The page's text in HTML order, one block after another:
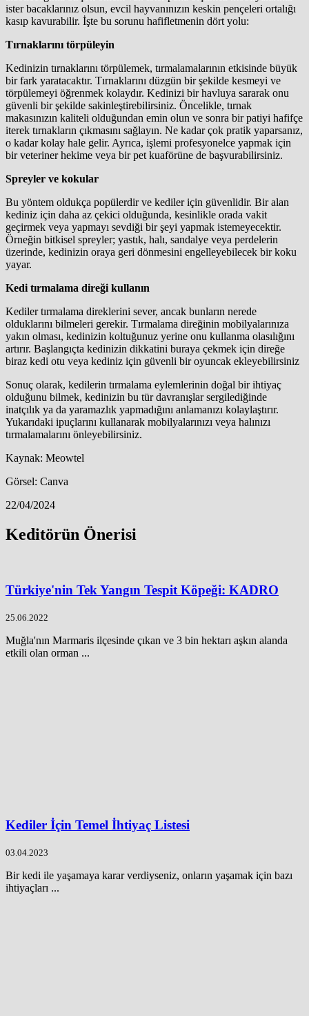
ister bacaklarınız olsun, evcil hayvanınızın keskin pençeleri ortalığı
kasıp kavurabilir. İşte bu sorunu hafifletmenin dört yolu:
Tırnaklarını törpüleyin
Kedinizin tırnaklarını törpülemek, tırmalamalarının etkisinde büyük
bir fark yaratacaktır. Tırnaklarını düzgün bir şekilde kesmeyi ve
törpülemeyi öğrenmek kolaydır. Kedinizi bir havluya sararak onu
güvenli bir şekilde sakinleştirebilirsiniz. Öncelikle, tırnak
makasınızın kaliteli olduğundan emin olun ve sonra bir patiyi hafifçe
iterek tırnakların çıkmasını sağlayın. Ne kadar çok pratik yaparsanız,
o kadar kolay hale gelir. Ayrıca, işlemi profesyonelce yapmak için
bir veteriner hekime veya bir pet kuaförüne de başvurabilirsiniz.
Spreyler ve kokular
Bu yöntem oldukça popülerdir ve kediler için güvenlidir. Bir alan
kediniz için daha az çekici olduğunda, kesinlikle orada vakit
geçirmek veya yapmayı sevdiği bir şeyi yapmak istemeyecektir.
Örneğin bitkisel spreyler; yastık, halı, sandalye veya perdelerin
üzerinde, kedinizin oraya geri dönmesini engelleyebilecek bir koku
yayar.
Kedi tırmalama direği kullanın
Kediler tırmalama direklerini sever, ancak bunların nerede
olduklarını bilmeleri gerekir. Tırmalama direğinin mobilyalarınıza
yakın olması, kedinizin koltuğunuz yerine onu kullanma olasılığını
artırır. Başlangıçta kedinizin dikkatini buraya çekmek için direğe
biraz kedi otu veya kediniz için güvenli bir oyuncak ekleyebilirsiniz
Sonuç olarak, kedilerin tırmalama eylemlerinin doğal bir ihtiyaç
olduğunu bilmek, kedinizin bu tür davranışlar sergilediğinde
inatçılık ya da yaramazlık yapmadığını anlamanızı kolaylaştırır.
Yukarıdaki ipuçlarını kullanarak mobilyalarınızı veya halınızı
tırmalamalarını önleyebilirsiniz.
Kaynak: Meowtel
Görsel: Canva
22/04/2024
Keditörün Önerisi
Türkiye'nin Tek Yangın Tespit Köpeği: KADRO
25.06.2022
Muğla'nın Marmaris ilçesinde çıkan ve 3 bin hektarı aşkın alanda
etkili olan orman ...
Kediler İçin Temel İhtiyaç Listesi
03.04.2023
Bir kedi ile yaşamaya karar verdiyseniz, onların yaşamak için bazı
ihtiyaçları ...